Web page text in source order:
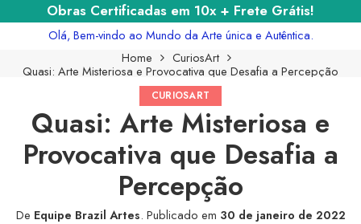
Obras Certificadas em 10x + Frete Grátis!
Olá, Bem-vindo ao Mundo da Arte única e Autêntica.
Home
CuriosArt
Quasi: Arte Misteriosa e Provocativa que Desafia a Percepção
CURIOSART
Quasi: Arte Misteriosa e
Provocativa que Desafia a
Percepção
De Equipe Brazil Artes. Publicado em 30 de janeiro de 2022